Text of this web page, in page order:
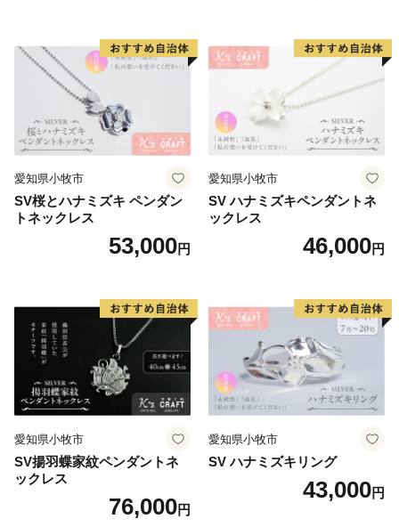
愛知県小牧市
SV桜とハナミズキ ペンダン
トネックレス
53,000円
愛知県小牧市
SV ハナミズキペンダントネ
ックレス
46,000円
愛知県小牧市
SV揚羽蝶家紋ペンダントネ
ックレス
76,000円
愛知県小牧市
SV ハナミズキリング
43,000円